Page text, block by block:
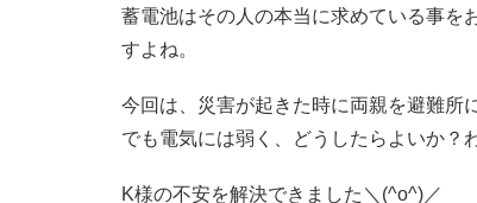
蓄電池はその人の本当に求めている事を
すよね。
今回は、災害が起きた時に両親を避難所
でも電気には弱く、どうしたらよいか？
K様の不安を解決できました＼(^o^)／